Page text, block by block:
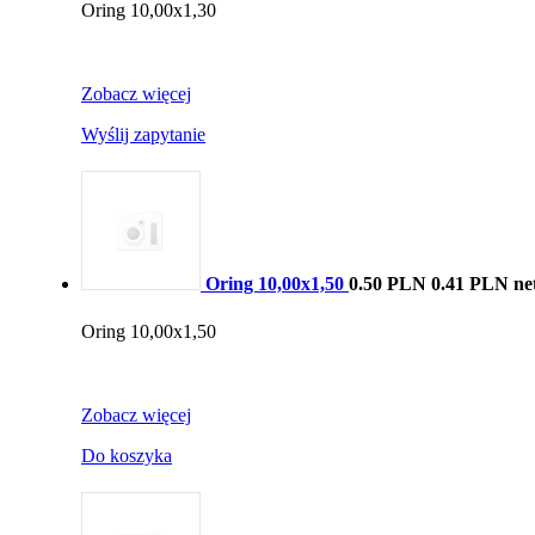
Oring 10,00x1,30
Zobacz więcej
Wyślij zapytanie
Oring 10,00x1,50 0.50 PLN 0.41 PLN
Oring 10,00x1,50
Zobacz więcej
Do koszyka